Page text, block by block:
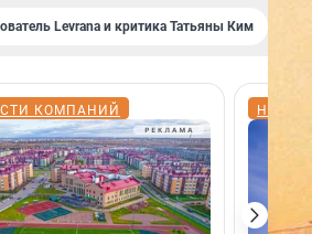
Levrana и критика Татьяны Ким
КОМПАНИЙ